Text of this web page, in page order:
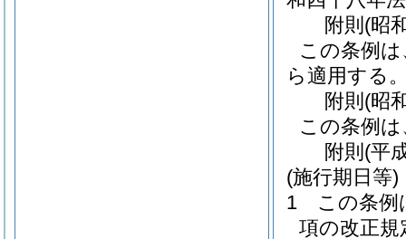
附則 (昭
この条例
ら適用する
附則 (昭
この条例
附則 (平
(施行期日等)
1
この条例
項の改正